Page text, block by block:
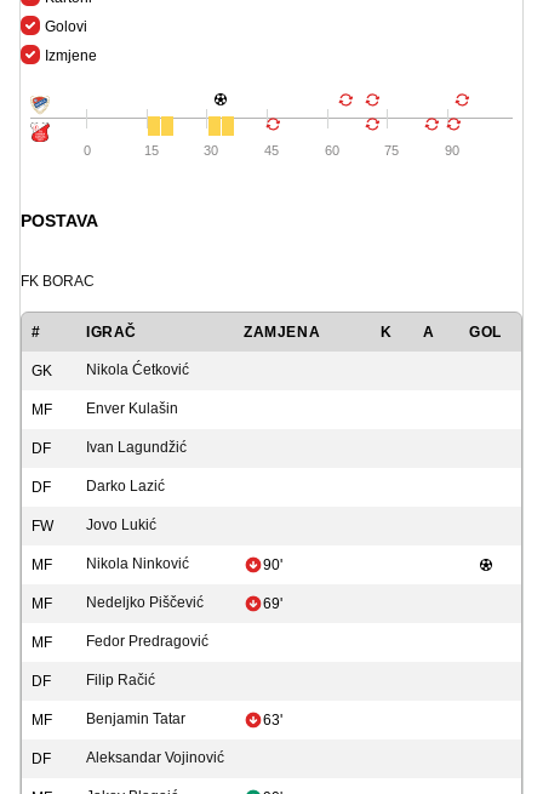
Golovi
Izmjene
0 15 30 45 60 75 90
POSTAVA
FK BORAC
# IGRAČ ZAMJENA K A GOL
GK Nikola Ćetković
MF Enver Kulašin
DF Ivan Lagundžić
DF Darko Lazić
FW Jovo Lukić
MF Nikola Ninković 90'
MF Nedeljko Piščević 69'
MF Fedor Predragović
DF Filip Račić
MF Benjamin Tatar 63'
DF Aleksandar Vojinović